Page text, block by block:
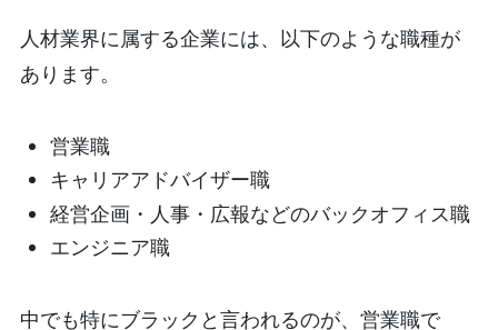
人材業界に属する企業には、以下のような職種が
あります。
営業職
キャリアアドバイザー職
経営企画・人事・広報などのバックオフィス職
エンジニア職
中でも特にブラックと言われるのが、営業職で